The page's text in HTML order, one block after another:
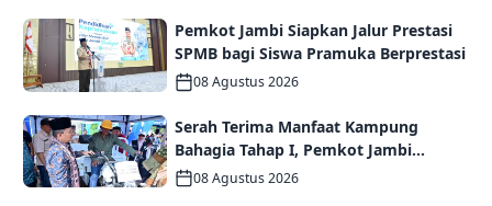
Pemkot Jambi Siapkan Jalur Prestasi
SPMB bagi Siswa Pramuka Berprestasi
08 Agustus 2026
Serah Terima Manfaat Kampung
Bahagia Tahap I, Pemkot Jambi
Targetkan Potensi Pengembangan
08 Agustus 2026